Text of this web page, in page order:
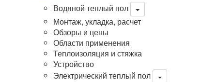
Водяной теплый пол
Монтаж, укладка, расчет
Обзоры и цены
Области применения
Теплоизоляция и стяжка
Устройство
Электрический теплый пол